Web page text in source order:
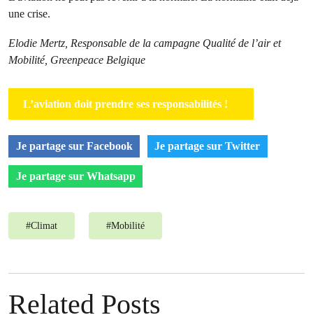
une crise.
Elodie Mertz, Responsable de la campagne Qualité de l’air et
Mobilité, Greenpeace Belgique
L’aviation doit prendre ses responsabilités !
Je partage sur Facebook Je partage sur Twitter
Je partage sur Whatsapp
#Climat #Mobilité
Related Posts